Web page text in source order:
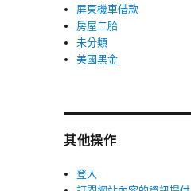
屏東機車借款
房屋二胎
未分類
美國黑金
其他操作
登入